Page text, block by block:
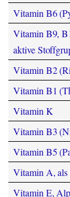
Vitamin B6
Vitamin B9,
aktive
Vitamin B2
Vitamin B1
Vitamin K
Vitamin B3
Vitamin B5
Vitamin A,
Vitamin E,